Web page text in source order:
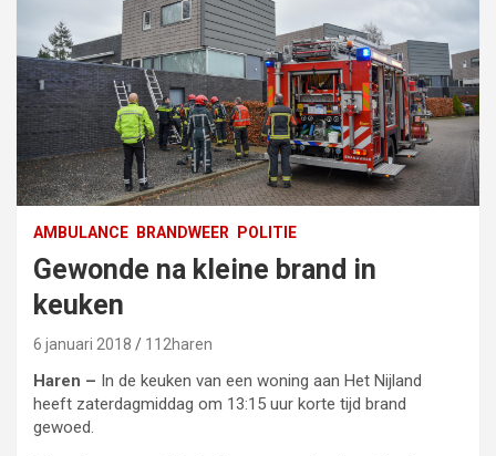
AMBULANCE BRANDWEER POLITIE
Gewonde na kleine brand in
keuken
6 januari 2018 112haren
Haren – In de keuken van een woning aan Het Nijland
heeft zaterdagmiddag om 13:15 uur korte tijd brand
gewoed.